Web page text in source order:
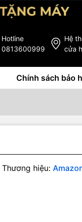
Hotline
0813600999
Hệ
cửa
Chính sách bảo
Thương hiệu: